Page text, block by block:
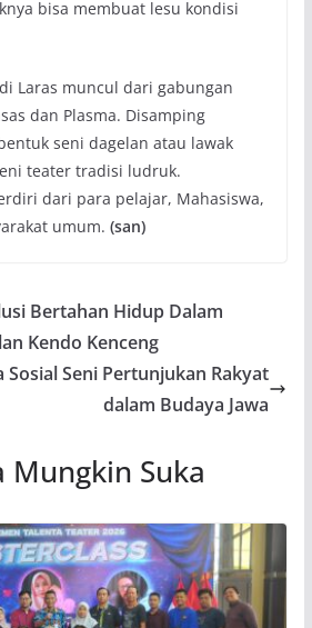
bisa membuat lesu kondisi
Laras muncul dari gabungan
dan Plasma. Disamping
seni dagelan atau lawak
teater tradisi ludruk.
dari para pelajar, Mahasiswa,
umum. (san)
Bertahan Hidup Dalam
Kendo Kenceng
Sosial Seni Pertunjukan Rakyat
dalam Budaya Jawa
Mungkin Suka